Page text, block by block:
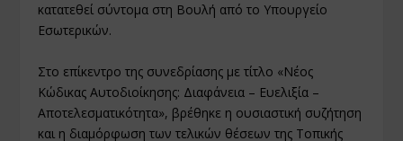
κατατεθεί σύντομα στη Βουλή από το Υπουργείο
Εσωτερικών.
Στο επίκεντρο της συνεδρίασης με τίτλο «Νέος
Κώδικας Αυτοδιοίκησης: Διαφάνεια – Ευελιξία –
Αποτελεσματικότητα», βρέθηκε η ουσιαστική συζήτηση
και η διαμόρφωση των τελικών θέσεων της Τοπικής